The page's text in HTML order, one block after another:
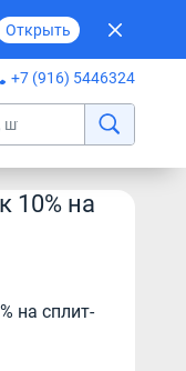
Открыть
+7 (916) 5446324
10% на